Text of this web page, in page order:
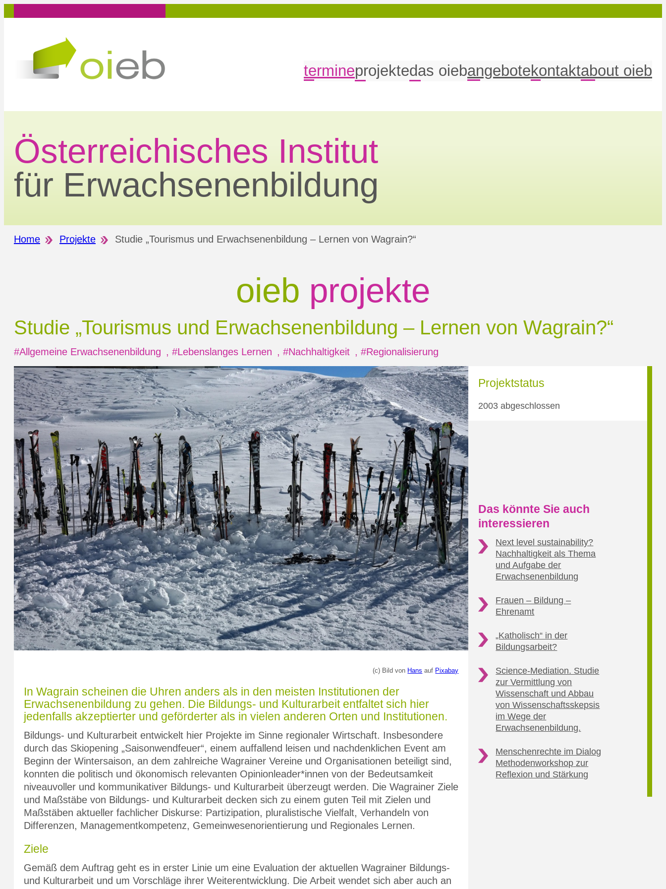
Inhalt
termineprojektedas oiebangebotekontaktabout oieb
Österreichisches Institut
für Erwachsenenbildung
Home Projekte Studie „Tourismus und Erwachsenenbildung – Lernen von Wagrain?“
oieb projekte
Studie „Tourismus und Erwachsenenbildung – Lernen von Wagrain?“
#Allgemeine Erwachsenenbildung , #Lebenslanges Lernen , #Nachhaltigkeit , #Regionalisierung
(c) Bild von Hans auf Pixabay
In Wagrain scheinen die Uhren anders als in den meisten Institutionen der
Erwachsenenbildung zu gehen. Die Bildungs- und Kulturarbeit entfaltet sich hier
jedenfalls akzeptierter und geförderter als in vielen anderen Orten und Institutionen.
Bildungs- und Kulturarbeit entwickelt hier Projekte im Sinne regionaler Wirtschaft. Insbesondere
durch das Skiopening „Saisonwendfeuer“, einem auffallend leisen und nachdenklichen Event am
Beginn der Wintersaison, an dem zahlreiche Wagrainer Vereine und Organisationen beteiligt sind,
konnten die politisch und ökonomisch relevanten Opinionleader*innen von der Bedeutsamkeit
niveauvoller und kommunikativer Bildungs- und Kulturarbeit überzeugt werden. Die Wagrainer Ziele
und Maßstäbe von Bildungs- und Kulturarbeit decken sich zu einem guten Teil mit Zielen und
Maßstäben aktueller fachlicher Diskurse: Partizipation, pluralistische Vielfalt, Verhandeln von
Differenzen, Managementkompetenz, Gemeinwesenorientierung und Regionales Lernen.
Ziele
Gemäß dem Auftrag geht es in erster Linie um eine Evaluation der aktuellen Wagrainer Bildungs-
und Kulturarbeit und um Vorschläge ihrer Weiterentwicklung. Die Arbeit wendet sich aber auch an
Projektstatus
2003 abgeschlossen
Das könnte Sie auch
interessieren
Next level sustainability?
Nachhaltigkeit als Thema
und Aufgabe der
Erwachsenenbildung
Frauen – Bildung –
Ehrenamt
„Katholisch“ in der
Bildungsarbeit?
Science-Mediation. Studie
zur Vermittlung von
Wissenschaft und Abbau
von Wissenschaftsskepsis
im Wege der
Erwachsenenbildung.
Menschenrechte im Dialog
Methodenworkshop zur
Reflexion und Stärkung